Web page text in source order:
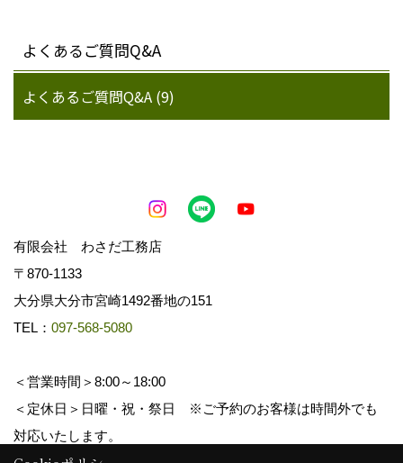
よくあるご質問Q&A
よくあるご質問Q&A (9)
有限会社 わさだ工務店
〒870-1133
大分県大分市宮崎1492番地の151
TEL： 097-568-5080
＜営業時間＞8:00～18:00
＜定休日＞日曜・祝・祭日 ※ご予約のお客様は時間外でも
対応いたします。